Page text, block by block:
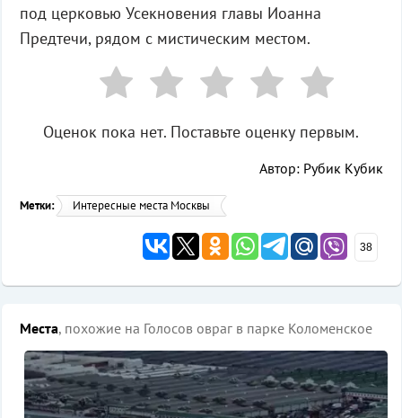
под церковью Усекновения главы Иоанна
Предтечи, рядом с мистическим местом.
Оценок пока нет. Поставьте оценку первым.
Автор: Рубик Кубик
Метки: Интересные места Москвы
38
Места, похожие на Голосов овраг в парке Коломенское